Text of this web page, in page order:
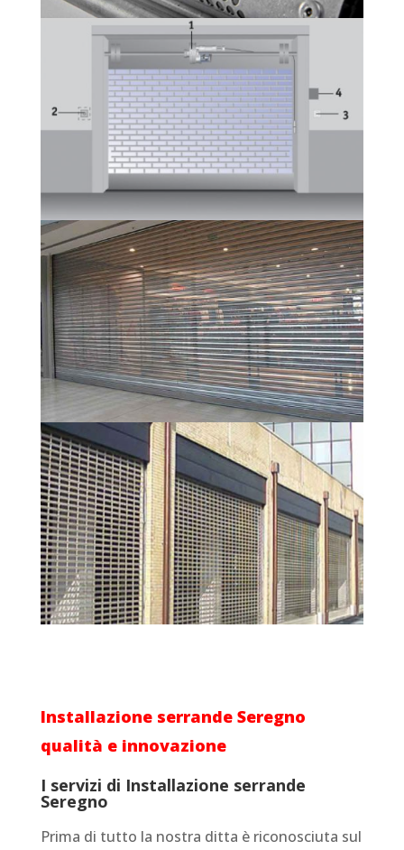
Installazione serrande Seregno
qualità e innovazione
I servizi di Installazione serrande
Seregno
Prima di tutto la nostra ditta è riconosciuta sul